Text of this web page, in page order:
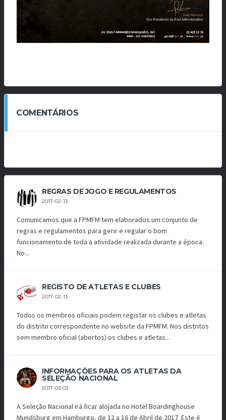
COMENTÁRIOS
REGRAS DE JOGO E REGULAMENTOS
2017-02-13
Comunicamos que a FPMFM tem elaborados um conjunto de
regras e regulamentos para gerir e regular o bom
funcionamento de toda a atividade realizada durante a época.
No...
REGISTO DE ATLETAS E CLUBES
2017-02-13
Todos os membros oficiais podem registar os clubes e atletas
do distrito correspondente no website da FPMFM. Nos distritos
sem membro oficial (abertos) os clubes e atletas...
INFORMAÇÕES PARA OS ATLETAS DA
SELEÇÃO NACIONAL
2017-03-03
A Seleção Nacional irá ficar alojada no Hotel Boardinghouse
Mundsburg em Hamburgo, de 12 a 16 de Abril de 2017. Este é